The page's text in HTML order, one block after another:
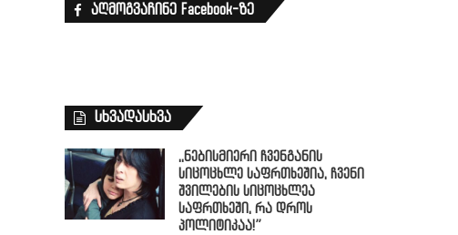
აღმოგვაჩინე Facebook-ზე
სხვადასხვა
,,ნებისმიერი ჩვენგანის
სიცოცხლე საფრთხეშია, ჩვენი
შვილების სიცოცხლეა
საფრთხეში, რა დროს
პოლიტიკაა!”